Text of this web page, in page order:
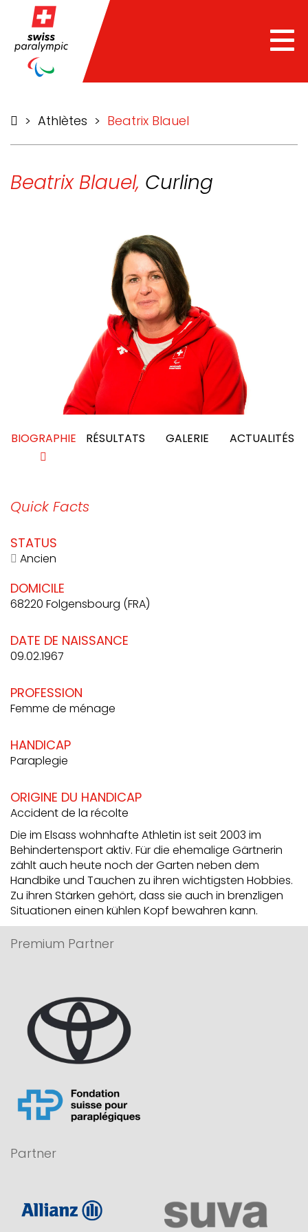
> Athlètes > Beatrix Blauel
Beatrix Blauel, Curling
BIOGRAPHIE RÉSULTATS GALERIE ACTUALITÉS
Quick Facts
STATUS
Ancien
DOMICILE
68220 Folgensbourg (FRA)
DATE DE NAISSANCE
09.02.1967
PROFESSION
Femme de ménage
HANDICAP
Paraplegie
ORIGINE DU HANDICAP
Accident de la récolte
Die im Elsass wohnhafte Athletin ist seit 2003 im
Behindertensport aktiv. Für die ehemalige Gärtnerin
zählt auch heute noch der Garten neben dem
Handbike und Tauchen zu ihren wichtigsten Hobbies.
Zu ihren Stärken gehört, dass sie auch in brenzligen
Situationen einen kühlen Kopf bewahren kann.
Premium Partner
Partner